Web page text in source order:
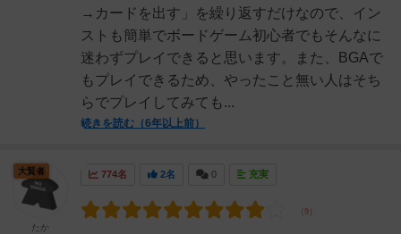
→カードを出す」を繰り返すだけなので、イン
ストも簡単でボードゲーム初心者でもそんなに
迷わずプレイできると思います。また、BGAで
もプレイできるため、やったこと無い人はそち
らでプレイしてみても...
続きを読む（6年以上前）
774名 2名 0 充実
大賢者
たか